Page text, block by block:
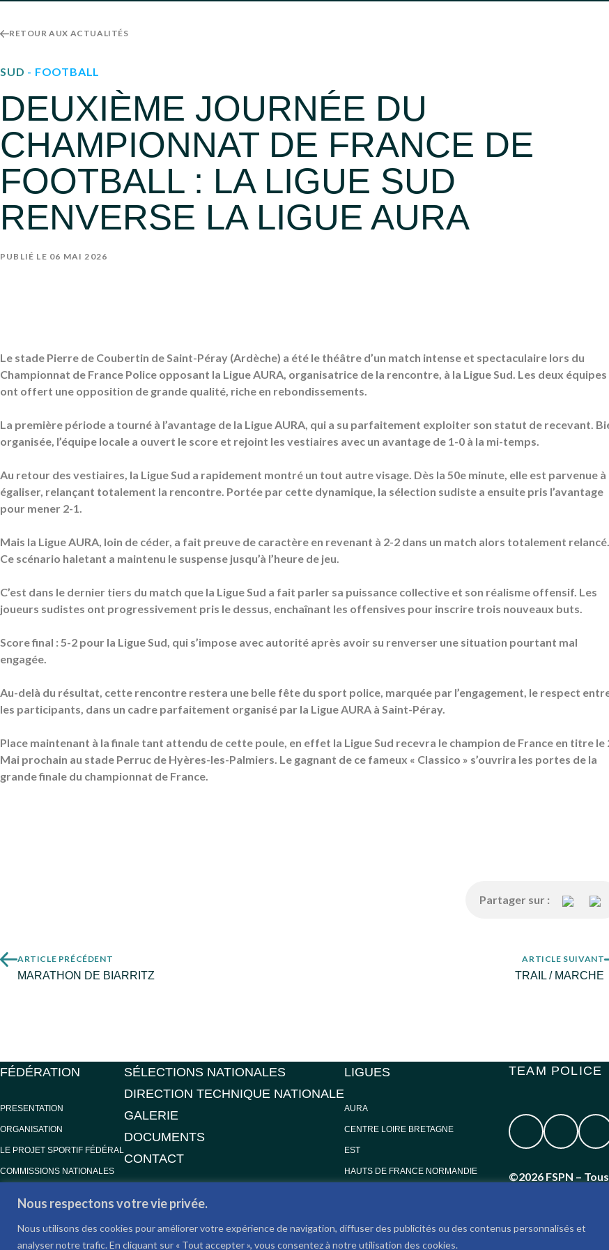
Nous respectons votre vie privée.
Nous utilisons des cookies pour améliorer votre expérience de navigation, diffuser des publicités ou des contenus personnalisés et
analyser notre trafic. En cliquant sur « Tout accepter », vous consentez à notre utilisation des cookies.
RETOUR AUX ACTUALITÉS
SUD - FOOTBALL
DEUXIÈME JOURNÉE DU
CHAMPIONNAT DE FRANCE DE
FOOTBALL : LA LIGUE SUD
RENVERSE LA LIGUE AURA
PUBLIÉ LE 06 MAI 2026
Le stade Pierre de Coubertin de Saint-Péray (Ardèche) a été le théâtre d’un match intense et spectaculaire lors du
Championnat de France Police opposant la Ligue AURA, organisatrice de la rencontre, à la Ligue Sud. Les deux équipes
ont offert une opposition de grande qualité, riche en rebondissements.
La première période a tourné à l’avantage de la Ligue AURA, qui a su parfaitement exploiter son statut de recevant.
organisée, l’équipe locale a ouvert le score et rejoint les vestiaires avec un avantage de 1-0 à la mi-temps.
Au retour des vestiaires, la Ligue Sud a rapidement montré un tout autre visage. Dès la 50e minute, elle est parvenue à
égaliser, relançant totalement la rencontre. Portée par cette dynamique, la sélection sudiste a ensuite pris l’avantage
pour mener 2-1.
Mais la Ligue AURA, loin de céder, a fait preuve de caractère en revenant à 2-2 dans un match alors totalement relancé.
Ce scénario haletant a maintenu le suspense jusqu’à l’heure de jeu.
C’est dans le dernier tiers du match que la Ligue Sud a fait parler sa puissance collective et son réalisme offensif. Les
joueurs sudistes ont progressivement pris le dessus, enchaînant les offensives pour inscrire trois nouveaux buts.
Score final : 5-2 pour la Ligue Sud, qui s’impose avec autorité après avoir su renverser une situation pourtant mal
engagée.
Au-delà du résultat, cette rencontre restera une belle fête du sport police, marquée par l’engagement, le respect
les participants, dans un cadre parfaitement organisé par la Ligue AURA à Saint-Péray.
Place maintenant à la finale tant attendu de cette poule, en effet la Ligue Sud recevra le champion de France en titre le
Mai prochain au stade Perruc de Hyères-les-Palmiers. Le gagnant de ce fameux « Classico » s’ouvrira les portes de la
grande finale du championnat de France.
Partager sur :
ARTICLE PRÉCÉDENT
MARATHON DE BIARRITZ
ARTICLE SUIVANT
TRAIL / MARCHE
FÉDÉRATION
PRESENTATION
ORGANISATION
LE PROJET SPORTIF FÉDÉRAL
COMMISSIONS NATIONALES
SÉLECTIONS NATIONALES
DIRECTION TECHNIQUE NATIONALE
GALERIE
DOCUMENTS
CONTACT
LIGUES
AURA
CENTRE LOIRE BRETAGNE
EST
HAUTS DE FRANCE NORMANDIE
SUD
TEAM POLICE
©2026 FSPN –